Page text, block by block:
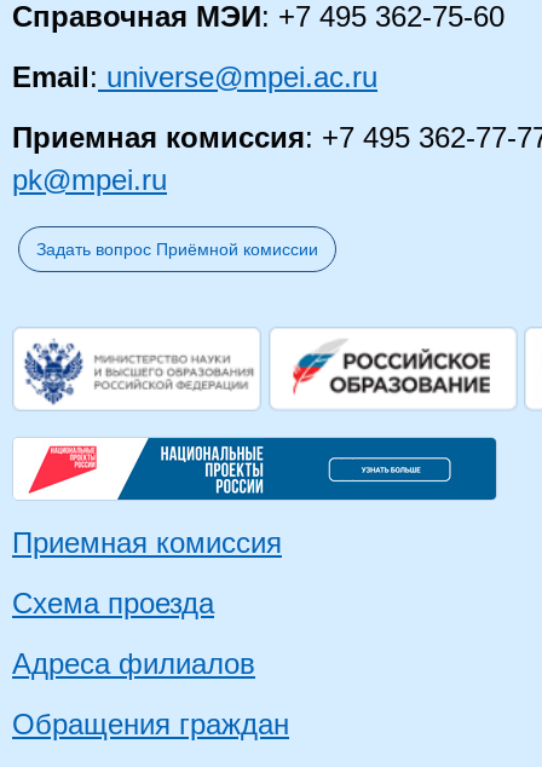
Справочная МЭИ: +7 495 362-75-60
Email: universe@mpei.ac.ru
Приемная комиссия: +7 495 362-77-
pk@mpei.ru
Задать вопрос Приёмной комиссии
Приемная комиссия
Схема проезда
Адреса филиалов
Обращения граждан